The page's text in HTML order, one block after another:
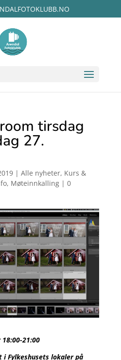
tirsdag
27.
| Alle nyheter, Kurs &
, Møteinnkalling| 0
21:00
Fylkeshusets lokaler på